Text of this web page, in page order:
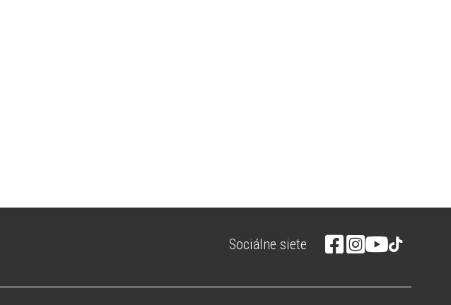
Sociálne siete